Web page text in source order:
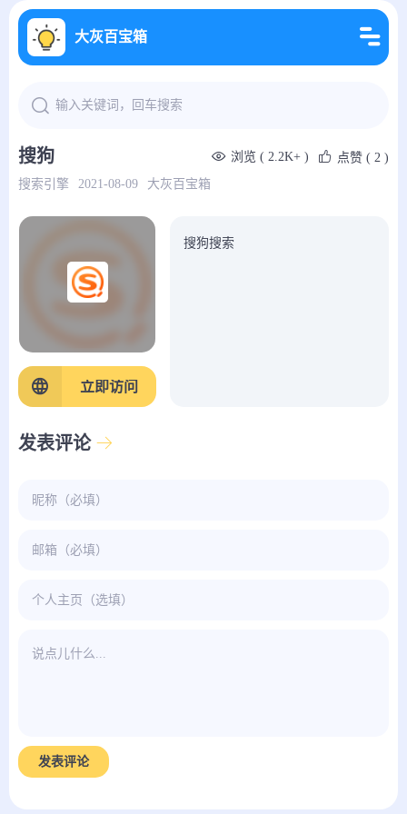
大灰百宝箱
搜狗 浏览 ( 2.2K+ ) 点赞 ( 2 )
搜索引擎
2021-08-09 大灰百宝箱
立即访问
搜狗搜索
发表评论
发表评论